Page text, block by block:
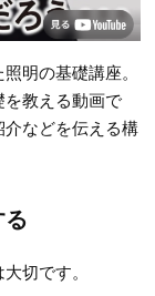
明の基礎講座。
教える動画で
などを伝える構
切です。